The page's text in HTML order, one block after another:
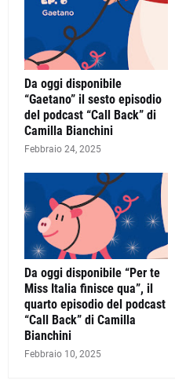
Da oggi disponibile
“Gaetano” il sesto episodio
del podcast “Call Back” di
Camilla Bianchini
Febbraio 24, 2025
Da oggi disponibile “Per te
Miss Italia finisce qua”, il
quarto episodio del podcast
“Call Back” di Camilla
Bianchini
Febbraio 10, 2025